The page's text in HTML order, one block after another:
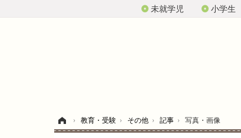
未就学児 小学生
› 教育・受験 › その他 › 記事 › 写真・画像